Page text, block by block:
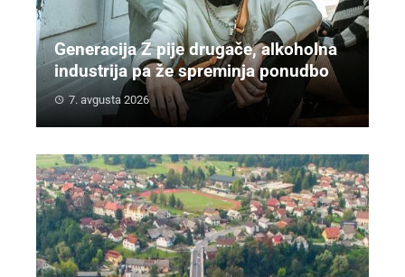
Generacija Z pije drugače, alkoholna
industrija pa že spreminja ponudbo
7. avgusta 2026